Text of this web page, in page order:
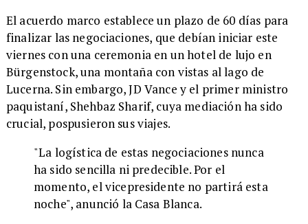
El acuerdo marco establece un plazo de 60 días para
finalizar las negociaciones, que debían iniciar este
viernes con una ceremonia en un hotel de lujo en
Bürgenstock, una montaña con vistas al lago de
Lucerna. Sin embargo, JD Vance y el primer ministro
paquistaní, Shehbaz Sharif, cuya mediación ha sido
crucial, pospusieron sus viajes.
"La logística de estas negociaciones nunca
ha sido sencilla ni predecible. Por el
momento, el vicepresidente no partirá esta
noche", anunció la Casa Blanca.